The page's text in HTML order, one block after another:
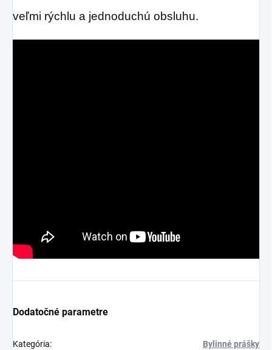
veľmi rýchlu a jednoduchú obsluhu.
Dodatočné parametre
Kategória: Bylinné prášky